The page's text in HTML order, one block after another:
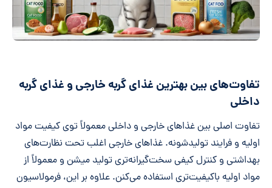
تفاوت‌های بین بهترین غذای گربه خارجی و غذای گربه
داخلی
تفاوت اصلی بین غذاهای خارجی و داخلی معمولاً توی کیفیت مواد
اولیه و فرایند تولیدشونه. غذاهای خارجی اغلب تحت نظارت‌های
بهداشتی و کنترل کیفی سخت‌گیرانه‌تری تولید میشن و معمولاً از
مواد اولیه باکیفیت‌تری استفاده می‌کنن. علاوه بر این، فرمولاسیون